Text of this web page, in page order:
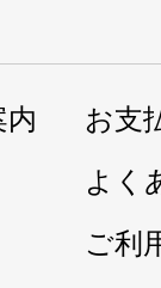
内
お支
よく
ご利